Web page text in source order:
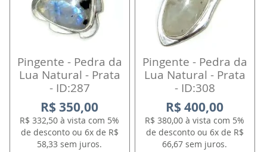
Pingente - Pedra da
Lua Natural - Prata
- ID:287
R$ 350,00
R$ 332,50 à vista com 5%
de desconto ou 6x de R$
58,33 sem juros.
Pingente - Pedra da
Lua Natural - Prata
- ID:308
R$ 400,00
R$ 380,00 à vista com 5%
de desconto ou 6x de R$
66,67 sem juros.